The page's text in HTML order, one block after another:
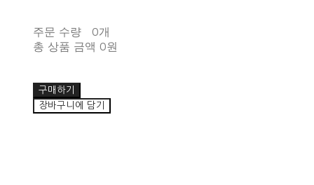
주문 수량
0개
총 상품 금액 0원
구매하기
장바구니에 담기